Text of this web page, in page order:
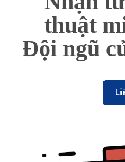
thuật
Đội ngũ